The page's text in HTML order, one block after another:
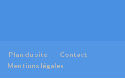
Plan du site
Contact
Mentions légales